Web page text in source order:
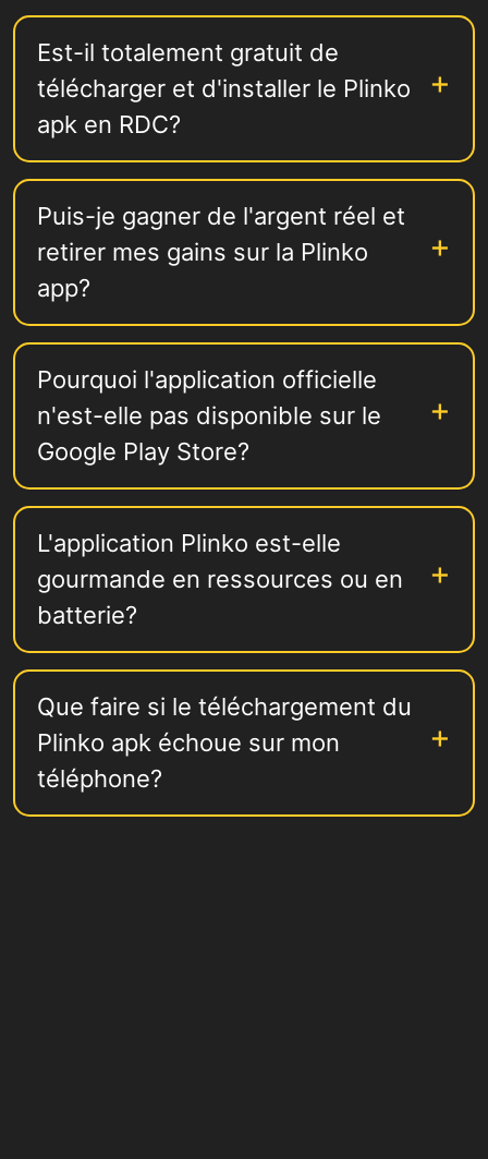
Est-il totalement gratuit de
télécharger et d'installer le Plinko
apk en RDC?
Puis-je gagner de l'argent réel et
retirer mes gains sur la Plinko
app?
Pourquoi l'application officielle
n'est-elle pas disponible sur le
Google Play Store?
L'application Plinko est-elle
gourmande en ressources ou en
batterie?
Que faire si le téléchargement du
Plinko apk échoue sur mon
téléphone?